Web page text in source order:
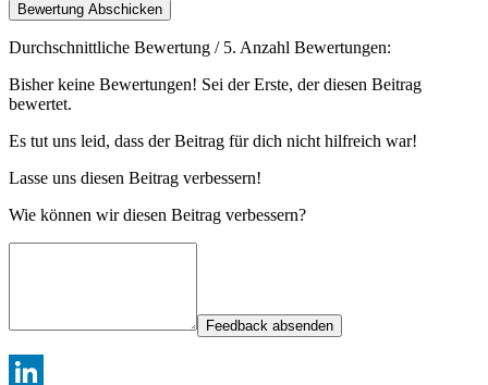
Bewertung Abschicken
Durchschnittliche Bewertung / 5. Anzahl Bewertungen:
Bisher keine Bewertungen! Sei der Erste, der diesen Beitrag
bewertet.
Es tut uns leid, dass der Beitrag für dich nicht hilfreich war!
Lasse uns diesen Beitrag verbessern!
Wie können wir diesen Beitrag verbessern?
Feedback absenden